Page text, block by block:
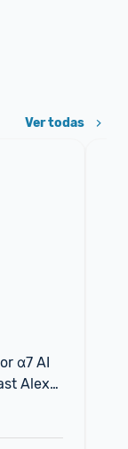
Ver todas
α7 AI
Alexa